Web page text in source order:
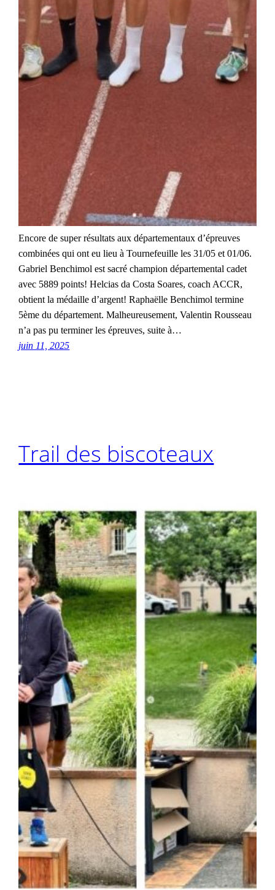
Encore de super résultats aux départementaux d’épreuves
combinées qui ont eu lieu à Tournefeuille les 31/05 et 01/06.
Gabriel Benchimol est sacré champion départemental cadet
avec 5889 points! Helcias da Costa Soares, coach ACCR,
obtient la médaille d’argent! Raphaëlle Benchimol termine
5ème du département. Malheureusement, Valentin Rousseau
n’a pas pu terminer les épreuves, suite à…
juin 11, 2025
Trail des biscoteaux